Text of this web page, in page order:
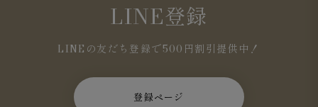
Journey Sweatshirt モックネック シルケット裏毛 エク
LINE登録
LINEの友だち登録で500円割引提供中！
登録ページ